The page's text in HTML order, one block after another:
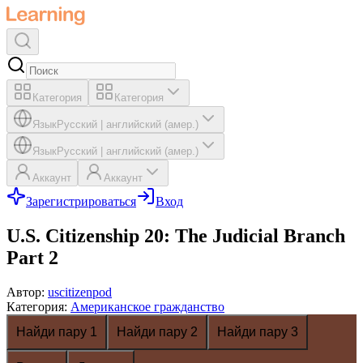
Категория Категория
ЯзыкРусский английский (амер.)
ЯзыкРусский английский (амер.)
Аккаунт Аккаунт
Зарегистрироваться Вход
U.S. Citizenship 20: The Judicial Branch
Part 2
Автор: uscitizenpod
Категория: Американское гражданство
Найди пару 1
Найди пару 2 Найди пару 3